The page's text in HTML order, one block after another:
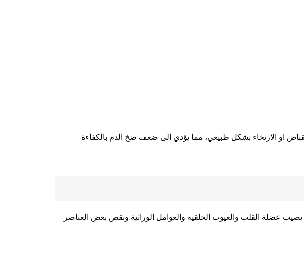
او الارتخاء بشكل طبيعي، مما يؤدي الى ضعف ضخ الدم بالكفاءة
عضلة القلب والعيوب الخلقية والعوامل الوراثية ونقص بعض العناصر